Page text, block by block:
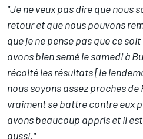
"Je ne veux pas dire que nous
retour et que nous pouvons
que je ne pense pas que ce
avons bien semé le samedi à
récolté les résultats [le
nous soyons assez proches
vraiment se battre contre eux
avons beaucoup appris et il
aussi."